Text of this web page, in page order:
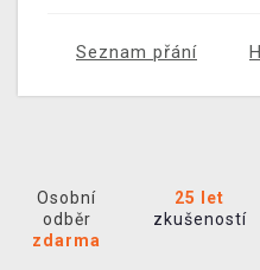
Seznam přání
Osobní
odběr
zdarma
25 let
zkušeností